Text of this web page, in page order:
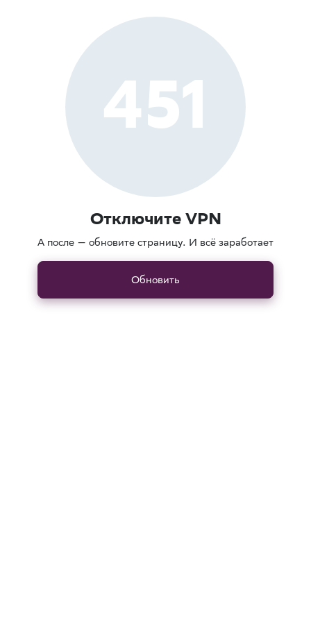
451
Отключите VPN
А после — обновите страницу. И всё заработает
Обновить